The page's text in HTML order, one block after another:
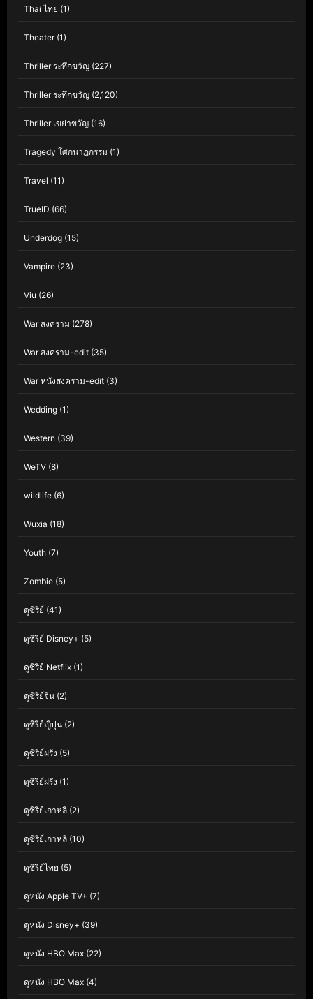
Thai ไทย (1)
Theater(1)
Thriller ระทึกขวัญ (227)
Thriller ระทึกขวัญ (2,120)
Thriller เขย่าขวัญ (16)
Tragedy โศกนาฏกรรม (1)
Travel (11)
TrueID (66)
Underdog (15)
Vampire (23)
Viu (26)
War สงคราม (278)
War สงคราม-edit (35)
War หนังสงคราม-edit (3)
Wedding (1)
Western (39)
WeTV (8)
wildlife (6)
Wuxia (18)
Youth (7)
Zombie (5)
ดูซีรี่ย์ (41)
ดูซีรีย์ Disney+ (5)
ดูซีรีย์ Netflix (1)
ดูซีรีย์จีน (2)
ดูซีรีย์ญี่ปุ่น (2)
ดูซีรีย์ฝรั่ง (5)
ดูซีรีย์ฝรั่ง (1)
ดูซีรีย์เกาหลี (2)
ดูซีรีย์เกาหลี (10)
ดูซีรีย์ไทย (5)
ดูหนัง Apple TV+ (7)
ดูหนัง Disney+ (39)
ดูหนัง HBO Max (22)
ดูหนัง HBO Max (4)